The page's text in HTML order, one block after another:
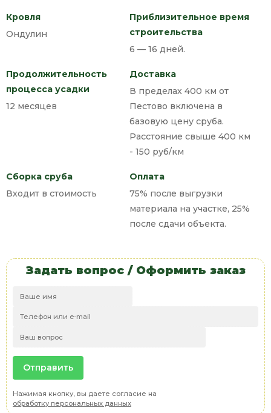
Кровля
Ондулин
Приблизительное время
строительства
6 — 16 дней.
Продолжительность
процесса усадки
12 месяцев
Доставка
В пределах 400 км от
Пестово включена в
базовую цену сруба.
Расстояние свыше 400 км
- 150 руб/км
Сборка сруба
Входит в стоимость
Оплата
75% после выгрузки
материала на участке, 25%
после сдачи объекта.
Задать вопрос / Оформить заказ
Нажимая кнопку, вы даете согласие на
обработку персональных данных